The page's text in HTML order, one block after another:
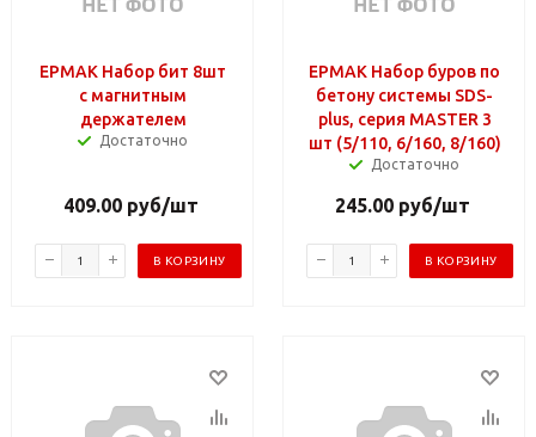
ЕРМАК Набор бит 8шт
с магнитным
держателем
Достаточно
409.00руб/шт
В КОРЗИНУ
ЕРМАК Набор буров по
бетону системы SDS-
plus, серия MASTER 3
шт (5/110, 6/160, 8/160)
Достаточно
245.00руб/шт
В КОРЗИНУ